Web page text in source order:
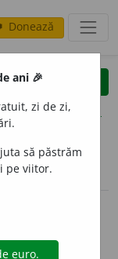
Donează
clear
opțiuni
ani 🎉
zi de zi,
să păstrăm
pe viitor.